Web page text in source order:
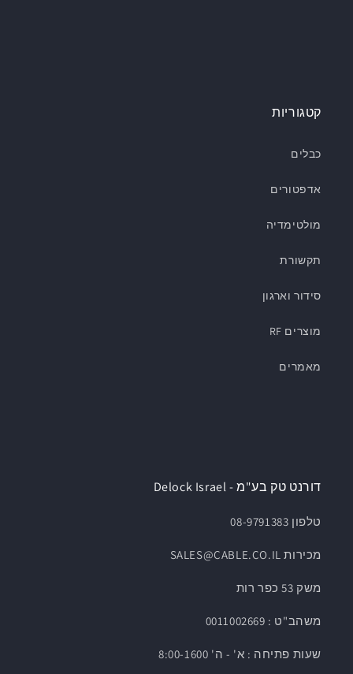
קטגוריות
כבלים
אדפטורים
מולטימדיה
תקשורת
סידור וארגון
מוצרים RF
מאמרים
דורנט טק בע"מ - Delock Israel
טלפון 08-9791383
מכירות SALES@CABLE.CO.IL
משק 53 כפר רות
משהב"ט : 0011002669
שעות פתיחה : א' - ה' 8:00-1600